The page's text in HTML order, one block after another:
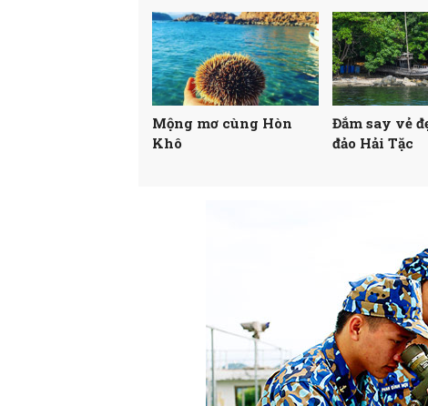
Mộng mơ cùng Hòn
Khô
Đắm say vẻ
đảo Hải Tặc